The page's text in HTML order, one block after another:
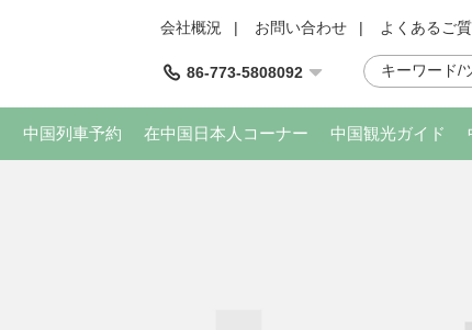
会社概況 | お問い合わせ | よくあるご
86-773-5808092
中国列車予約 在中国日本人コーナー 中国観光ガイド